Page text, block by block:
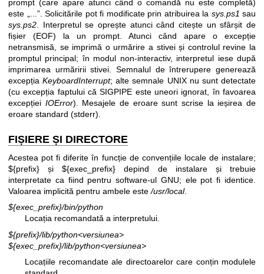
prompt (care apare atunci când o comandă nu este completă)
este „...”. Solicitările pot fi modificate prin atribuirea la sys.ps1 sau
sys.ps2 . Interpretul se oprește atunci când citește un sfârșit de
fișier (EOF) la un prompt. Atunci când apare o excepție
netransmisă, se imprimă o urmărire a stivei și controlul revine la
promptul principal; în modul non-interactiv, interpretul iese după
imprimarea urmăririi stivei. Semnalul de întrerupere generează
excepțiaKeyboardInterrupt; alte semnale UNIX nu sunt detectate
(cu excepția faptului că SIGPIPE este uneori ignorat, în favoarea
excepției IOError). Mesajele de eroare sunt scrise la ieșirea de
eroare standard (stderr).
FIȘIERE ȘI DIRECTORE
Acestea pot fi diferite în funcție de convențiile locale de instalare;
${prefix} și ${exec_prefix} depind de instalare și trebuie
interpretate ca fiind pentru software-ul GNU; ele pot fi identice.
Valoarea implicită pentru ambele este/usr/local.
${exec_prefix}/bin/python
Locația recomandată a interpretului.
${prefix}/lib/python<versiunea>
${exec_prefix}/lib/python<versiunea>
Locațiile recomandate ale directoarelor care conțin modulele